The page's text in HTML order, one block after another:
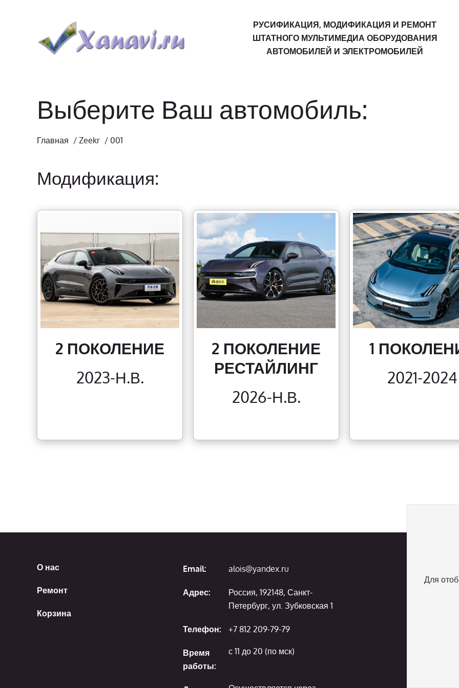
РУСИФИКАЦИЯ, МОДИФИКАЦИЯ И РЕМОНТ
ШТАТНОГО МУЛЬТИМЕДИА ОБОРУДОВАНИЯ
АВТОМОБИЛЕЙ И ЭЛЕКТРОМОБИЛЕЙ
Выберите Ваш автомобиль:
Главная / Zeekr / 001
Модификация:
2 ПОКОЛЕНИЕ
2023-Н.В.
2 ПОКОЛЕНИЕ
РЕСТАЙЛИНГ
2026-Н.В.
1
2021-2024
О нас
Ремонт
Корзина
Email: alois@yandex.ru
Адрес:
Россия, 192148, Санкт-
Петербург, ул. Зубковская 1
Телефон: +7 812 209-79-79
Время
работы:
с 11 до 20 (по мск)
Для